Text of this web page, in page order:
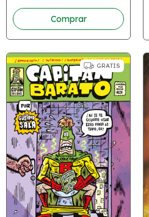
GRATIS